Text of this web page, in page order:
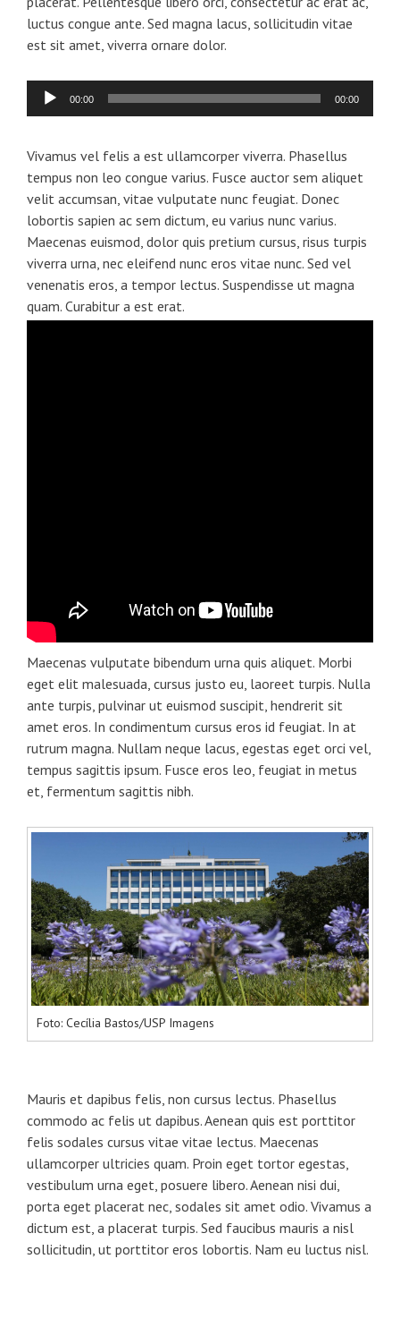
luctus congue ante. Sed magna lacus, sollicitudin vitae
est sit amet, viverra ornare dolor.
Audio
Player
00:00 00:00
Vivamus vel felis a est ullamcorper viverra. Phasellus
tempus non leo congue varius. Fusce auctor sem aliquet
velit accumsan, vitae vulputate nunc feugiat. Donec
lobortis sapien ac sem dictum, eu varius nunc varius.
Maecenas euismod, dolor quis pretium cursus, risus turpis
viverra urna, nec eleifend nunc eros vitae nunc. Sed vel
venenatis eros, a tempor lectus. Suspendisse ut magna
quam. Curabitur a est erat.
Maecenas vulputate bibendum urna quis aliquet. Morbi
eget elit malesuada, cursus justo eu, laoreet turpis. Nulla
ante turpis, pulvinar ut euismod suscipit, hendrerit sit
amet eros. In condimentum cursus eros id feugiat. In at
rutrum magna. Nullam neque lacus, egestas eget orci vel,
tempus sagittis ipsum. Fusce eros leo, feugiat in metus
et, fermentum sagittis nibh.
Foto: Cecília Bastos/USP Imagens
Mauris et dapibus felis, non cursus lectus. Phasellus
commodo ac felis ut dapibus. Aenean quis est porttitor
felis sodales cursus vitae vitae lectus. Maecenas
ullamcorper ultricies quam. Proin eget tortor egestas,
vestibulum urna eget, posuere libero. Aenean nisi dui,
porta eget placerat nec, sodales sit amet odio. Vivamus a
dictum est, a placerat turpis. Sed faucibus mauris a nisl
sollicitudin, ut porttitor eros lobortis. Nam eu luctus nisl.